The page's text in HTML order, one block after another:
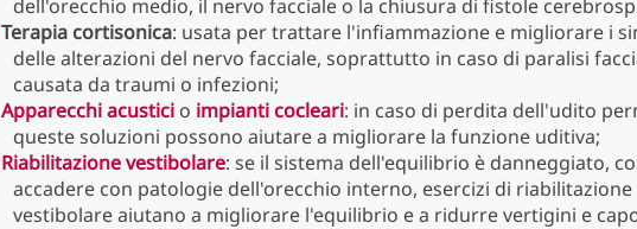
dell'orecchio medio, il nervo facciale o la chiusura di fistole
Terapia cortisonica: usata per trattare l'infiammazione e migliorare i
delle alterazioni del nervo facciale, soprattutto in caso di paralisi
causata da traumi o infezioni;
Apparecchi acustici o impianti cocleari: in caso di perdita dell'udito
queste soluzioni possono aiutare a migliorare la funzione uditiva;
Riabilitazione vestibolare: se il sistema dell'equilibrio è danneggiato,
accadere con patologie dell'orecchio interno, esercizi di riabilitazione
vestibolare aiutano a migliorare l'equilibrio e a ridurre vertigini e